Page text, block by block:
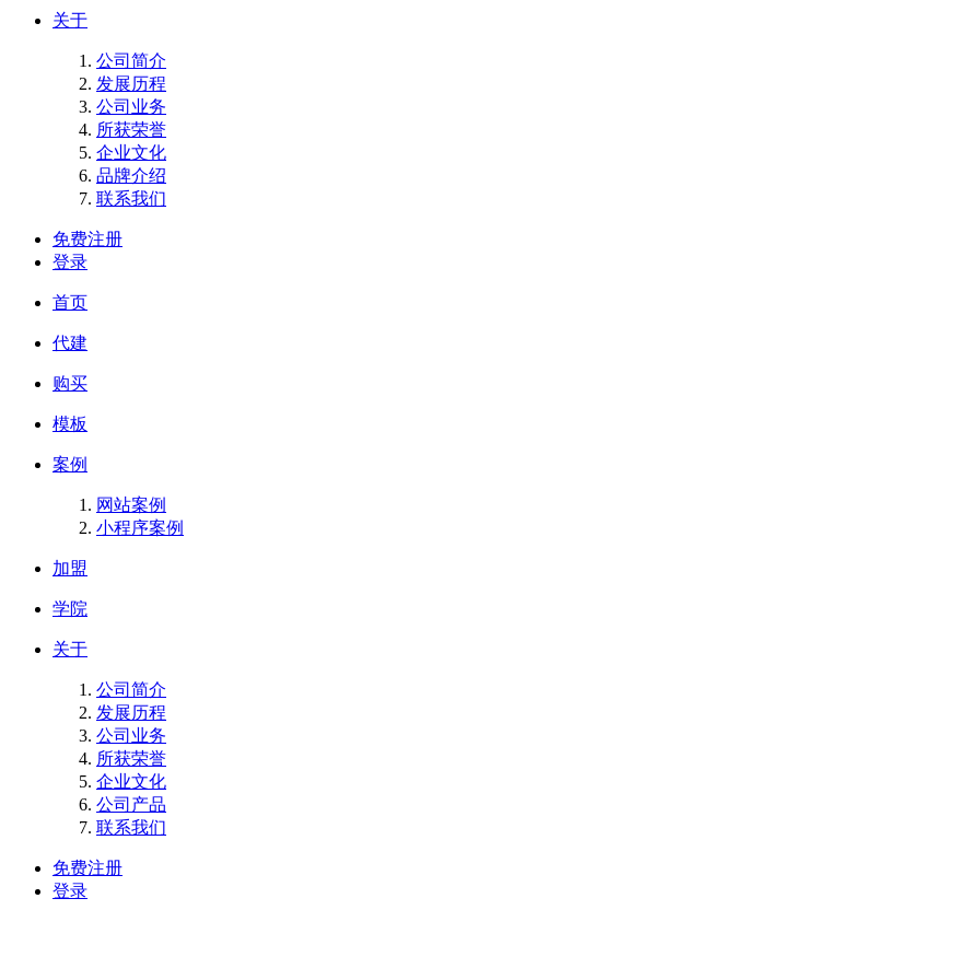
关于
公司简介
发展历程
公司业务
所获荣誉
企业文化
品牌介绍
联系我们
免费注册
登录
首页
代建
购买
模板
案例
网站案例
小程序案例
加盟
学院
关于
公司简介
发展历程
公司业务
所获荣誉
企业文化
公司产品
联系我们
免费注册
登录